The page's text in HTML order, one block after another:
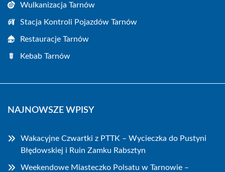
Wulkanizacja Tarnów
Stacja Kontroli Pojazdów Tarnów
Restauracje Tarnów
Kebab Tarnów
NAJNOWSZE WPISY
Wakacyjne Czwartki z PTTK – Wycieczka do Pustyni
Błędowskiej i Ruin Zamku Rabsztyn
Weekendowe Miasteczko Polsatu w Tarnowie –